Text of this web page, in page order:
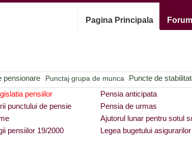
Pagina Principala
pensionare Punctaj grupa de munca Puncte de
pensiilor
Pensia anticipata
punctului de pensie
Pensia de urmas
Ajutorul lunar pentru sotul
pensiilor 19/2000 Legea bugetului